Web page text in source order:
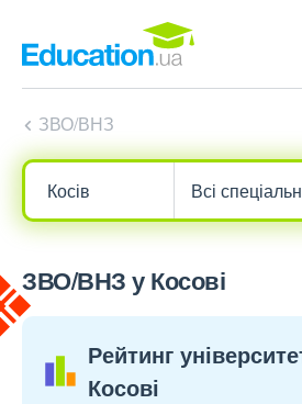
ЗВО/ВНЗ
ЗВО/ВНЗ у Косові
Рейтинг
Косові